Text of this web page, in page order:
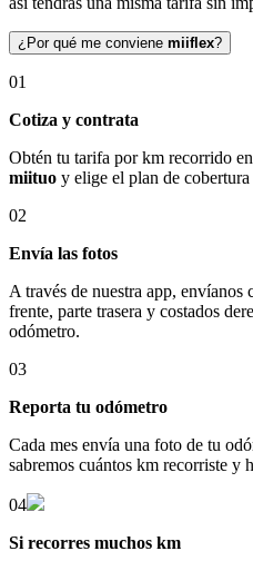
¿Por qué me conviene miiflex?
01
Cotiza y contrata
Obtén tu tarifa por km recorrido
miituo y elige el plan de
02
Envía las fotos
A través de nuestra app, envíanos
frente, parte trasera y costados
odómetro.
03
Reporta tu odómetro
Cada mes envía una foto de tu
sabremos cuántos km recorriste y
04
Si recorres muchos km